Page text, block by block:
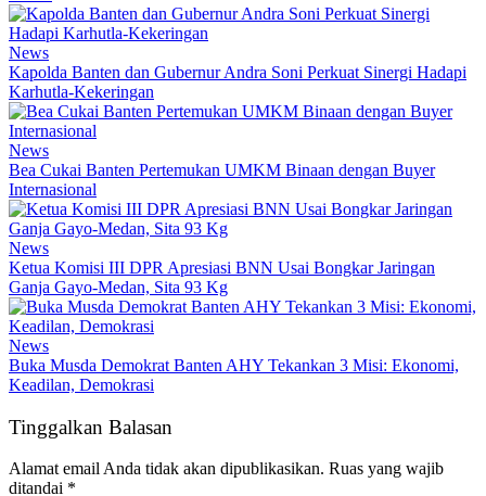
News
Kapolda Banten dan Gubernur Andra Soni Perkuat Sinergi Hadapi
Karhutla-Kekeringan
News
Bea Cukai Banten Pertemukan UMKM Binaan dengan Buyer
Internasional
News
Ketua Komisi III DPR Apresiasi BNN Usai Bongkar Jaringan
Ganja Gayo-Medan, Sita 93 Kg
News
Buka Musda Demokrat Banten AHY Tekankan 3 Misi: Ekonomi,
Keadilan, Demokrasi
Tinggalkan Balasan
Alamat email Anda tidak akan dipublikasikan. Ruas yang wajib
ditandai *